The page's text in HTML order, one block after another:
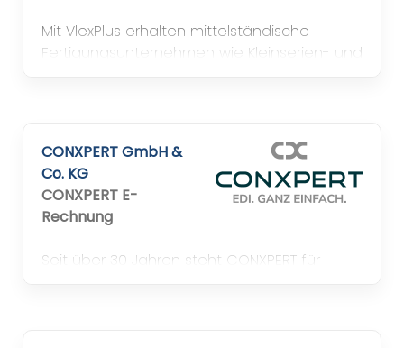
Mit VlexPlus erhalten mittelständische
Fertigungsunternehmen wie Kleinserien- und
plattformunabhängig und mobile-fähig.
CONXPERT GmbH &
Co. KG
CONXPERT E-
Rechnung
Seit über 30 Jahren steht CONXPERT für